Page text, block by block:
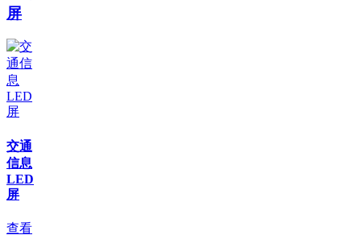
屏
交通
信息
LED
屏
查看